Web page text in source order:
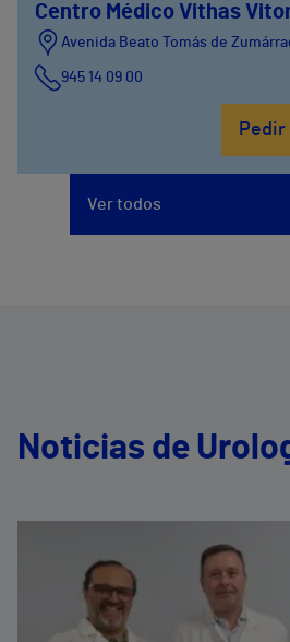
Centro Médico Vithas
Avenida Beato Tomás de
945 14 09 00
Pedir
Ver todos
Noticias de